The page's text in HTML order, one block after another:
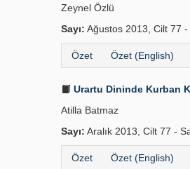
Zeynel Özlü
Sayı: Ağustos 2013, Cilt 77 -
Özet Özet (English)
Urartu Dininde Kurban
Atilla Batmaz
Sayı: Aralık 2013, Cilt 77 -
Özet Özet (English)